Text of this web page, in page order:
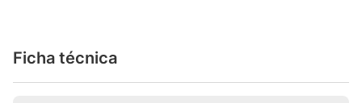
Ficha técnica